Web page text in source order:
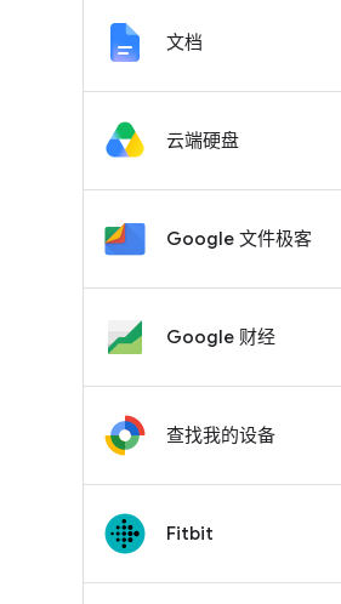
文档
云端硬盘
Google 文件极客
Google 财经
查找我的设备
Fitbit